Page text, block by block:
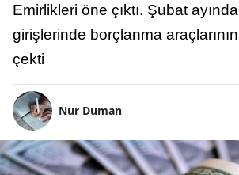
Emirlikleri öne çıktı. Şubat ayında
girişlerinde borçlanma araçlarının
çekti
Nur Duman